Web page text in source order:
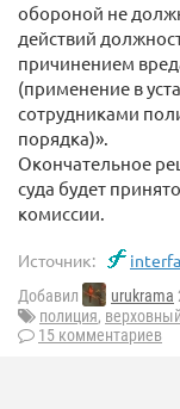
обороной не
действий
причинением
(применение в
сотрудниками
порядка)».
Окончательное
суда будет
комиссии.
Источник:
Добавил urukrama
полиция,
15 комментариев